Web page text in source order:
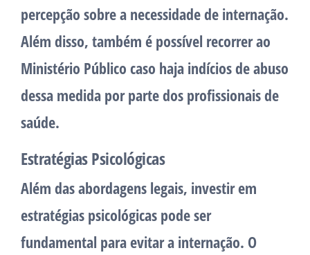
percepção sobre a necessidade de internação.
Além disso, também é possível recorrer ao
Ministério Público caso haja indícios de abuso
dessa medida por parte dos profissionais de
saúde.
Estratégias Psicológicas
Além das abordagens legais, investir em
estratégias psicológicas pode ser
fundamental para evitar a internação. O